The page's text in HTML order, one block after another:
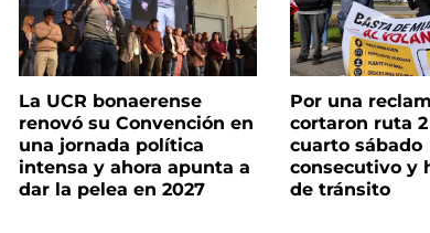
La UCR bonaerense
renovó su Convención en
una jornada política
intensa y ahora apunta a
dar la pelea en 2027
Por una
cortaron ruta
cuarto sábado
consecutivo y
de tránsito